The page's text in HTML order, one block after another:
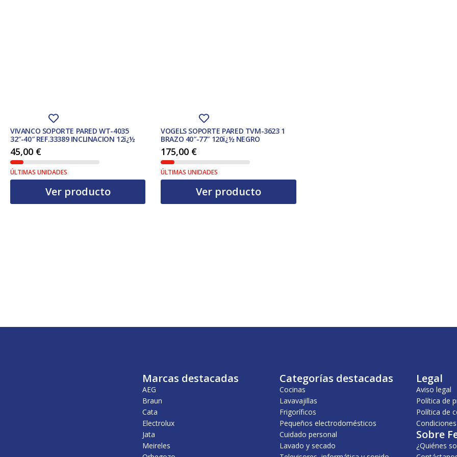
VIVANCO SOPORTE PARED WT-4035
32″-40″ REF.33389 INCLINACION 12ï¿½
45,00 €
ÚLTIMAS UNIDADES
Ver producto
VOGELS SOPORTE PARED TVM-3623 1
BRAZO 40″-77″ 120ï¿½ NEGRO
175,00 €
ÚLTIMAS UNIDADES
Ver producto
Marcas destacadas
AEG
Braun
Cata
Electrolux
Jata
Meireles
Categorías destacadas
Cocinas
Lavavajillas
Frigoríficos
Pequeños electrodomésticos
Cuidado personal
Lavado y secado
Legal
Aviso legal
Política de
Política de
Sobre
¿Quiénes